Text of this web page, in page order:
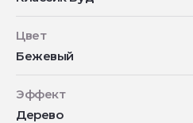
Цвет
Бежевый
Эффект
Дерево